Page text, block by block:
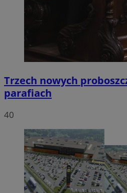
Trzech nowych
parafiach
40